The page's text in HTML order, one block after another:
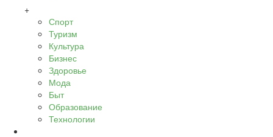
+
Спорт
Туризм
Культура
Бизнес
Здоровье
Мода
Быт
Образование
Технологии